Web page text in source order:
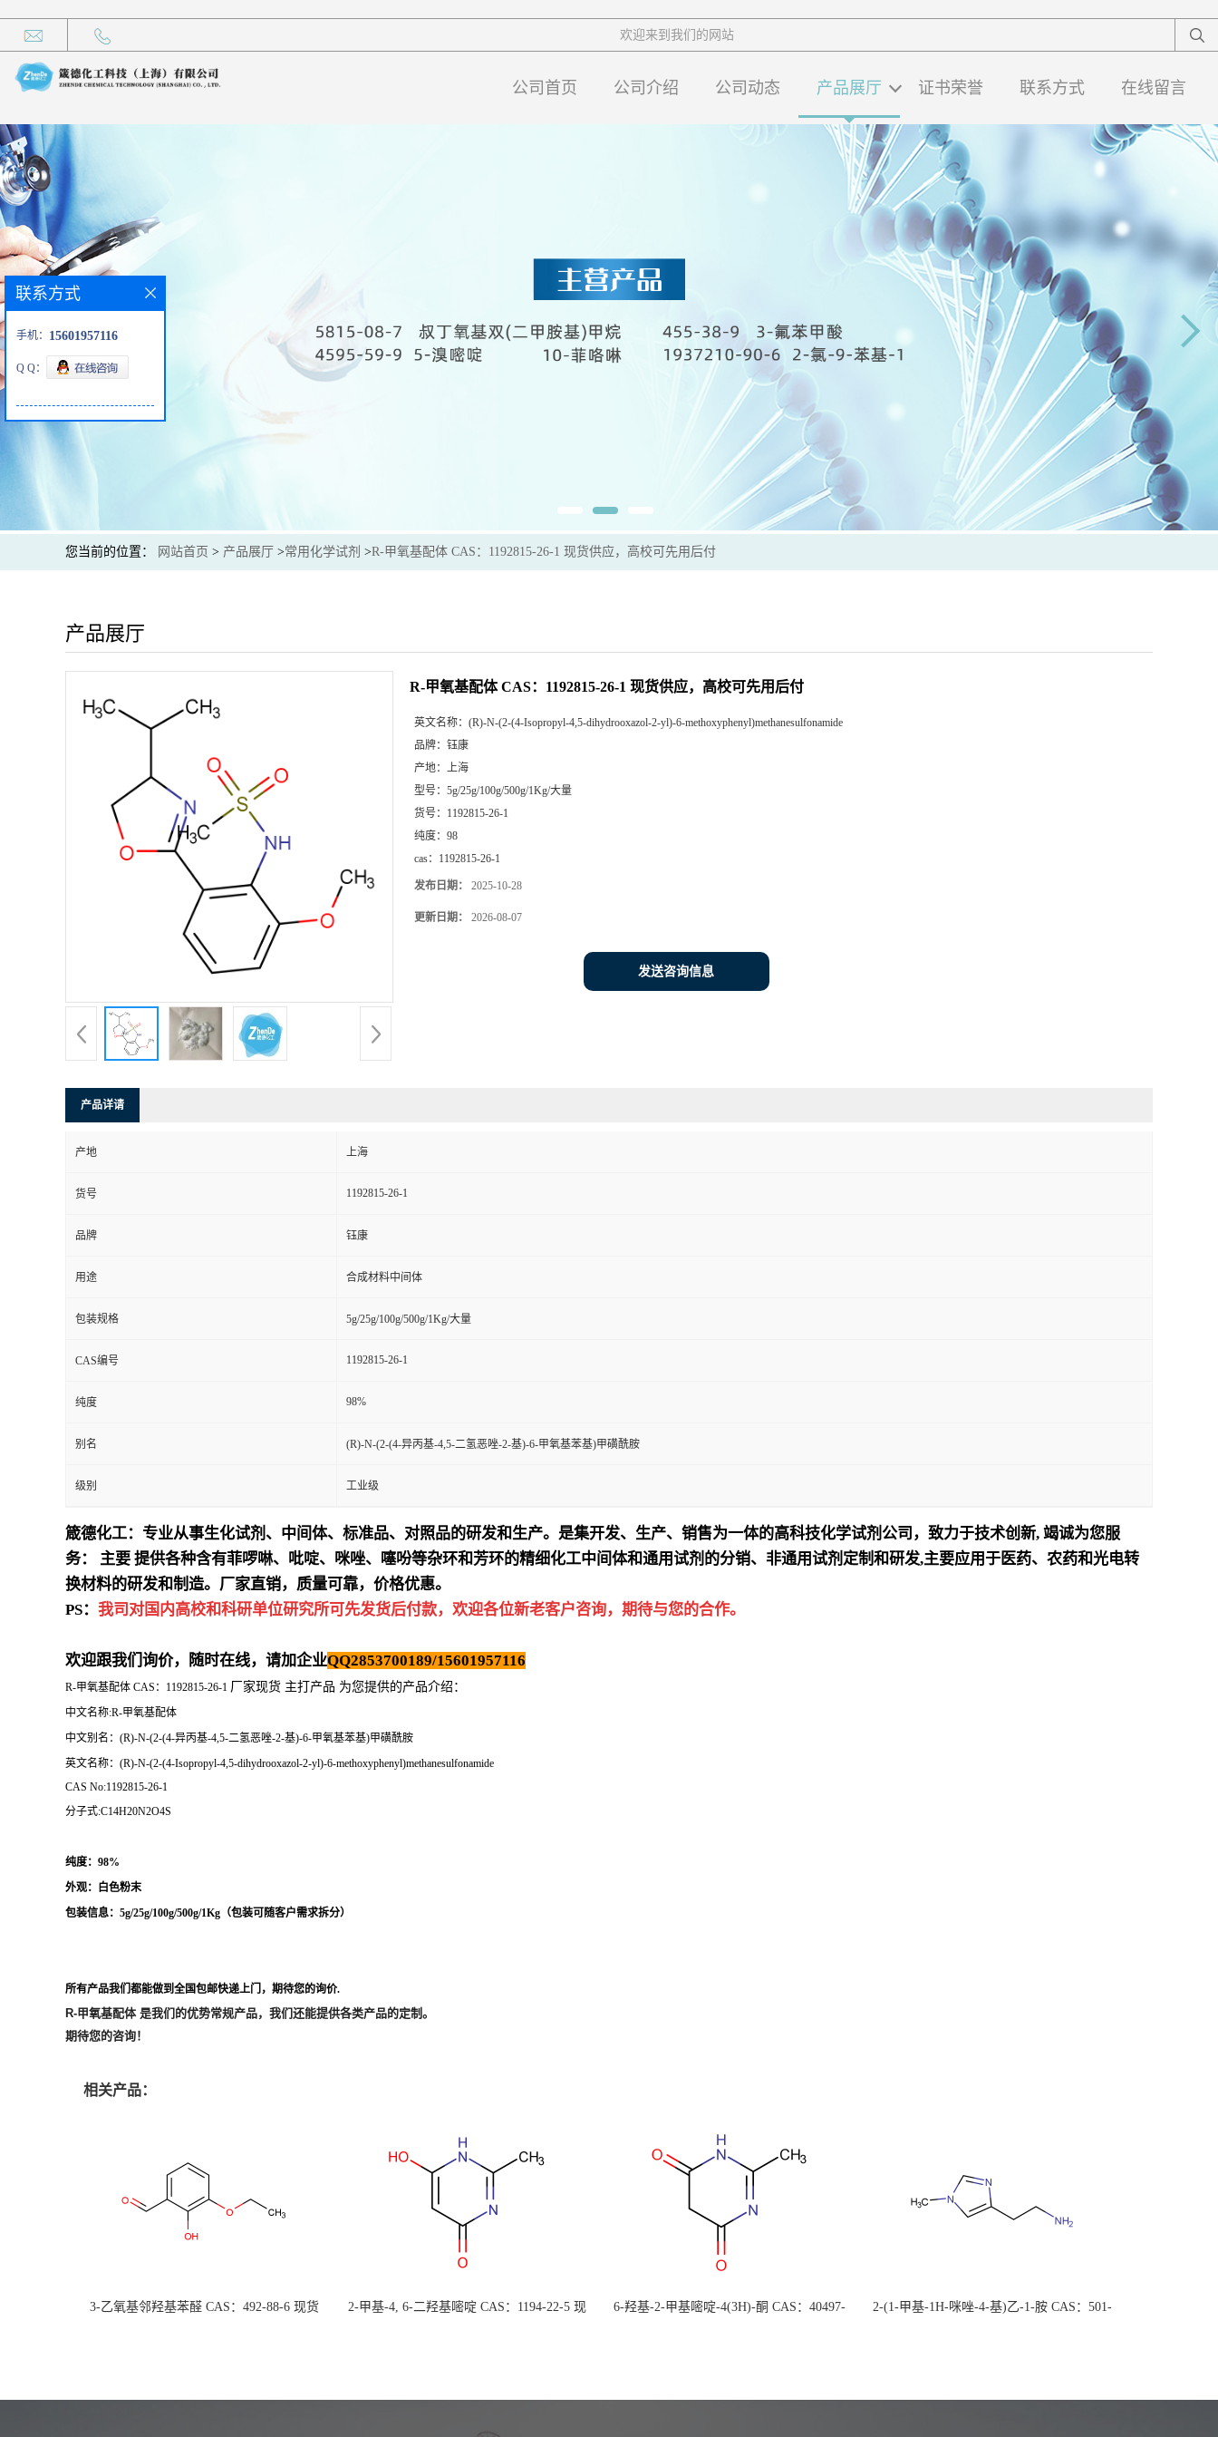
欢迎来到我们的网站
公司首页 公司介绍 公司动态 产品展厅 证书荣誉 联系方式 在线留言
您当前的位置： 网站首页 > 产品展厅 >常用化学试剂 >R-甲氧基配体 CAS：1192815-26-1 现货供应，高校可先用后付
产品展厅
R-甲氧基配体 CAS：1192815-26-1 现货供应，高校可先用后付
英文名称： (R)-N-(2-(4-Isopropyl-4,5-dihydrooxazol-2-yl)-6-methoxyphenyl)methanesulfonamide
品牌： 钰康
产地： 上海
型号： 5g/25g/100g/500g/1Kg/大量
货号： 1192815-26-1
纯度： 98
cas： 1192815-26-1
发布日期： 2025-10-28
更新日期： 2026-08-07
发送咨询信息
产品详请
产地 上海
货号 1192815-26-1
品牌 钰康
用途 合成材料中间体
包装规格 5g/25g/100g/500g/1Kg/大量
CAS编号 1192815-26-1
纯度 98%
别名 (R)-N-(2-(4-异丙基-4,5-二氢恶唑-2-基)-6-甲氧基苯基)甲磺酰胺
级别 工业级
箴德化工：专业从事生化试剂、中间体、标准品、对照品的研发和生产。是集开发、生产、销售为一体的高科技化学试剂公司，致力于技术创新, 竭诚为您服
务：
主要 提供各种含有菲啰啉、吡啶、咪唑、噻吩等杂环和芳环的精细化工中间体和通用试剂的分销、非通用试剂定制和研发,主要应用于医药、农药和光电转
换材料的研发和制造。厂家直销，质量可靠，价格优惠。
PS： 我司对国内高校和科研单位研究所可先发货后付款，欢迎各位新老客户咨询，期待与您的合作。
欢迎跟我们询价，随时在线，请加企业QQ2853700189/15601957116
R-甲氧基配体 CAS：1192815-26-1 厂家现货 主打产品 为您提供的产品介绍 ：
中文名称:R-甲氧基配体
中文别名：(R)-N-(2-(4-异丙基-4,5-二氢恶唑-2-基)-6-甲氧基苯基)甲磺酰胺
英文名称：(R)-N-(2-(4-Isopropyl-4,5-dihydrooxazol-2-yl)-6-methoxyphenyl)methanesulfonamide
CAS No:1192815-26-1
分子式:C14H20N2O4S
纯度：98%
外观：白色粉末
包装信息：5g/25g/100g/500g/1Kg（包装可随客户需求拆分）
所有产品我们都能做到全国包邮快递上门，期待您的询价.
R-甲氧基配体 是我们的优势常规产品，我们还能提供各类产品的定制。
期待您的咨询！
相关产品：
3-乙氧基邻羟基苯醛 CAS：492-88-6 现货
2-甲基-4, 6-二羟基嘧啶 CAS：1194-22-5 现
6-羟基-2-甲基嘧啶-4(3H)-酮 CAS：40497-
2-(1-甲基-1H-咪唑-4-基)乙-1-胺 CAS：501-
联系方式
手机： 15601957116
Q Q：